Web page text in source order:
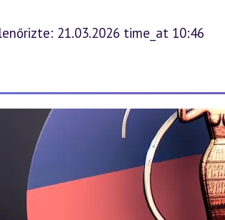
21.03.2026 time_at 10:46